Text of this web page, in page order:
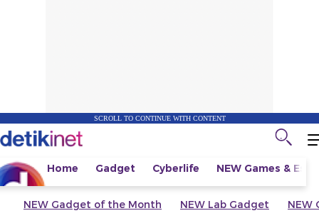
SCROLL TO CONTINUE WITH CONTENT
Home Gadget Cyberlife NEW Games &
NEW Gadget of the Month NEW Lab Gadget NEW